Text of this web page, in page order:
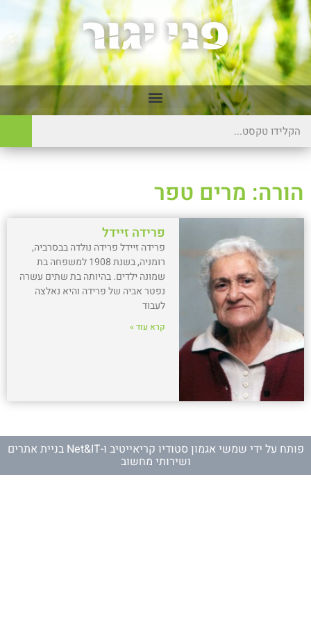
הורה: מרים טפר
פרידה זיידל
פרידה זיידל פרידה נולדה בבסרביה,
רומניה, בשנת 1908 למשפחה בת
שמונה ילדים. בהיותה בת שתים עשרה
נפטר אביה של פרידה והיא נאלצה
לעבוד
קרא עוד »
פותח על ידי שמשי אגמון סטודיו קריאייטיב ו- Net&IT בניית אתרים
ושירותי מחשוב